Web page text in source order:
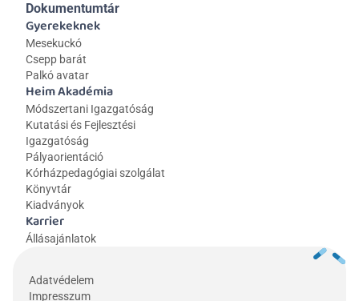
Gyerekeknek
Mesekuckó
Csepp barát
Palkó avatar
Heim Akadémia
Módszertani Igazgatóság
Kutatási és Fejlesztési
Igazgatóság
Pályaorientáció
Kórházpedagógiai szolgálat
Könyvtár
Kiadványok
Karrier
Állásajánlatok
Dokumentumtár
Adatvédelem
Impresszum